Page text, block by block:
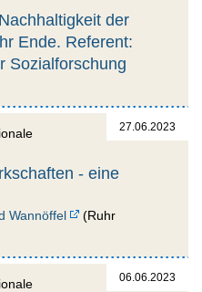
der
Ende. Referent:
Sozialforschung
27.06.2023
- eine
Wannöffel
(Ruhr
06.06.2023